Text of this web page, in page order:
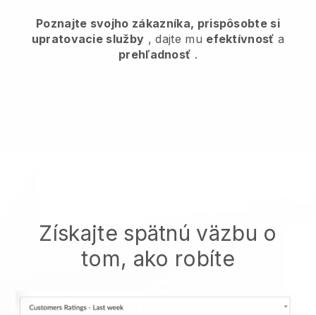
Poznajte svojho zákazníka, prispôsobte si
upratovacie služby , dajte mu efektívnosť a
prehľadnosť .
Získajte spätnú väzbu o
tom, ako robíte